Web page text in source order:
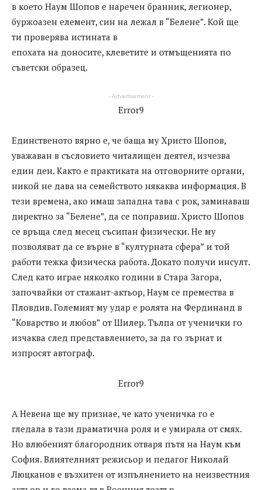
в което Наум Шопов е наречен бранник, легионер,
буржоазен елемент, син на лежал в “Белене”. Кой ще
ти проверява истината в
епохата на доносите, клеветите и отмъщенията по
съветски образец.
- Advertisement -
Error9
Единственото вярно е, че баща му Христо Шопов,
уважаван в съсловието читалищен деятел, изчезва
един ден. Както е практиката на отговорните органи,
никой не дава на семейството някаква информация. В
тези времена, ако имаш западна тава с рок, заминаваш
директно за “Белене”, да се поправиш. Христо Шопов
се връща след месец съсипан физически. Не му
позволяват да се върне в “културната сфера” и той
работи тежка физическа работа. Докато получи инсулт.
След като играе няколко години в Стара Загора,
започвайки от стажант-актьор, Наум се премества в
Пловдив. Големият му удар е ролята на Фердинанд в
“Коварство и любов” от Шилер. Тълпа от ученички го
изчаква след представлението, за да го зърнат и
изпросят автограф.
Error9
А Невена ще му признае, че като ученичка го е
гледала в тази драматична роля и е умирала от смях.
Но влюбеният благородник отваря пътя на Наум към
София. Влиятелният режисьор и педагог Николай
Люцканов е възхитен от изпълнението на неизвестния